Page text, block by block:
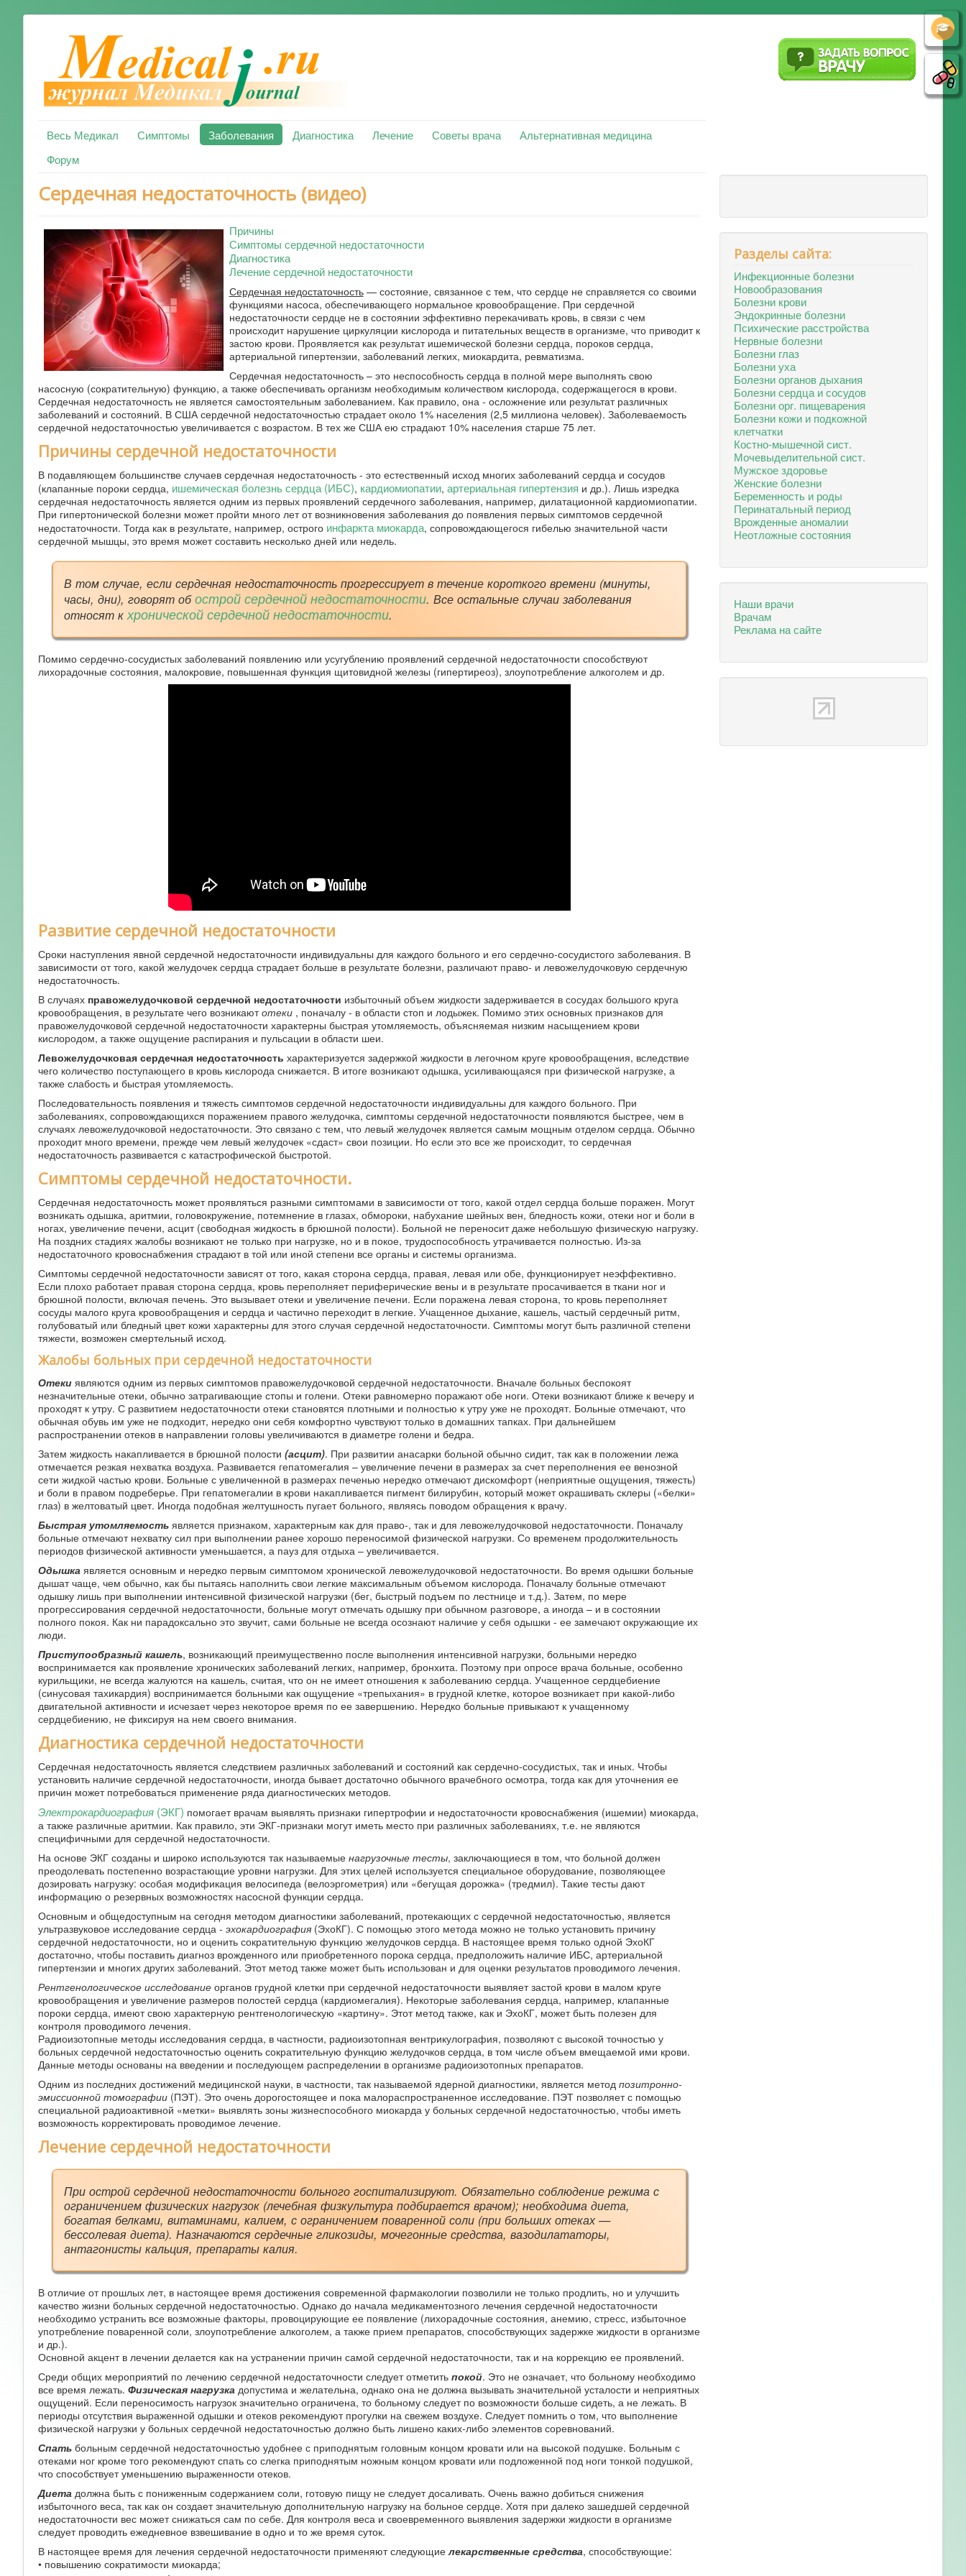
Весь Медикал Симптомы Заболевания Диагностика Лечение Советы врача
Альтернативная медицина
Форум
Сердечная недостаточность (видео)
Причины
Симптомы сердечной недостаточности
Диагностика
Лечение сердечной недостаточности
Сердечная недостаточность— состояние, связанное с тем, что сердце не справляется со своими
функциями насоса, обеспечивающего нормальное кровообращение. При сердечной
недостаточности сердце не в состоянии эффективно перекачивать кровь, в связи с чем
происходит нарушение циркуляции кислорода и питательных веществ в организме, что приводит к
застою крови. Проявляется как результат ишемической болезни сердца, пороков сердца,
артериальной гипертензии, заболеваний легких, миокардита, ревматизма.
Сердечная недостаточность – это неспособность сердца в полной мере выполнять свою
насосную (сократительную) функцию, а также обеспечивать организм необходимым количеством кислорода, содержащегося в крови.
Сердечная недостаточность не является самостоятельным заболеванием. Как правило, она - осложнение или результат различных
заболеваний и состояний. В США сердечной недостаточностью страдает около 1% населения (2,5 миллиона человек). Заболеваемость
сердечной недостаточностью увеличивается с возрастом. В тех же США ею страдают 10% населения старше 75 лет.
Причины сердечной недостаточности
В подавляющем большинстве случаев сердечная недостаточность - это естественный исход многих заболеваний сердца и сосудов
(клапанные пороки сердца, ишемическая болезнь сердца (ИБС), кардиомиопатии, артериальная гипертензия и др.). Лишь изредка
сердечная недостаточность является одним из первых проявлений сердечного заболевания, например, дилатационной кардиомиопатии.
При гипертонической болезни может пройти много лет от возникновения заболевания до появления первых симптомов сердечной
недостаточности. Тогда как в результате, например, острого инфаркта миокарда, сопровождающегося гибелью значительной части
сердечной мышцы, это время может составить несколько дней или недель.
В том случае, если сердечная недостаточность прогрессирует в течение короткого времени (минуты,
часы, дни), говорят обострой сердечной недостаточности. Все остальные случаи заболевания
относят кхронической сердечной недостаточности.
Помимо сердечно-сосудистых заболеваний появлению или усугублению проявлений сердечной недостаточности способствуют
лихорадочные состояния, малокровие, повышенная функция щитовидной железы (гипертиреоз), злоупотребление алкоголем и др.
Развитие сердечной недостаточности
Сроки наступления явной сердечной недостаточности индивидуальны для каждого больного и его сердечно-сосудистого заболевания. В
зависимости от того, какой желудочек сердца страдает больше в результате болезни, различают право- и левожелудочковую сердечную
недостаточность.
В случаях правожелудочковой сердечной недостаточности избыточный объем жидкости задерживается в сосудах большого круга
кровообращения, в результате чего возникаютотеки, поначалу - в области стоп и лодыжек. Помимо этих основных признаков для
правожелудочковой сердечной недостаточности характерны быстрая утомляемость, объясняемая низким насыщением крови
кислородом, а также ощущение распирания и пульсации в области шеи.
Левожелудочковая сердечная недостаточность характеризуется задержкой жидкости в легочном круге кровообращения, вследствие
чего количество поступающего в кровь кислорода снижается. В итоге возникают одышка, усиливающаяся при физической нагрузке, а
также слабость и быстрая утомляемость.
Последовательность появления и тяжесть симптомов сердечной недостаточности индивидуальны для каждого больного. При
заболеваниях, сопровождающихся поражением правого желудочка, симптомы сердечной недостаточности появляются быстрее, чем в
случаях левожелудочковой недостаточности. Это связано с тем, что левый желудочек является самым мощным отделом сердца. Обычно
проходит много времени, прежде чем левый желудочек «сдаст» свои позиции. Но если это все же происходит, то сердечная
недостаточность развивается с катастрофической быстротой.
Симптомы сердечной недостаточности.
Сердечная недостаточность может проявляться разными симптомами в зависимости от того, какой отдел сердца больше поражен. Могут
возникать одышка, аритмии, головокружение, потемнение в глазах, обмороки, набухание шейных вен, бледность кожи, отеки ног и боли в
ногах, увеличение печени, асцит (свободная жидкость в брюшной полости). Больной не переносит даже небольшую физическую нагрузку.
На поздних стадиях жалобы возникают не только при нагрузке, но и в покое, трудоспособность утрачивается полностью. Из-за
недостаточного кровоснабжения страдают в той или иной степени все органы и системы организма.
Симптомы сердечной недостаточности зависят от того, какая сторона сердца, правая, левая или обе, функционирует неэффективно.
Если плохо работает правая сторона сердца, кровь переполняет периферические вены и в результате просачивается в ткани ног и
брюшной полости, включая печень. Это вызывает отеки и увеличение печени. Если поражена левая сторона, то кровь переполняет
сосуды малого круга кровообращения и сердца и частично переходит в легкие. Учащенное дыхание, кашель, частый сердечный ритм,
голубоватый или бледный цвет кожи характерны для этого случая сердечной недостаточности. Симптомы могут быть различной степени
тяжести, возможен смертельный исход.
Жалобы больных при сердечной недостаточности
Отекиявляются одним из первых симптомов правожелудочковой сердечной недостаточности. Вначале больных беспокоят
незначительные отеки, обычно затрагивающие стопы и голени. Отеки равномерно поражают обе ноги. Отеки возникают ближе к вечеру и
проходят к утру. С развитием недостаточности отеки становятся плотными и полностью к утру уже не проходят. Больные отмечают, что
обычная обувь им уже не подходит, нередко они себя комфортно чувствуют только в домашних тапках. При дальнейшем
распространении отеков в направлении головы увеличиваются в диаметре голени и бедра.
Затем жидкость накапливается в брюшной полости (асцит). При развитии анасарки больной обычно сидит, так как в положении лежа
отмечается резкая нехватка воздуха. Развивается гепатомегалия – увеличение печени в размерах за счет переполнения ее венозной
сети жидкой частью крови. Больные с увеличенной в размерах печенью нередко отмечают дискомфорт (неприятные ощущения, тяжесть)
и боли в правом подреберье. При гепатомегалии в крови накапливается пигмент билирубин, который может окрашивать склеры («белки»
глаз) в желтоватый цвет. Иногда подобная желтушность пугает больного, являясь поводом обращения к врачу.
Быстрая утомляемостьявляется признаком, характерным как для право-, так и для левожелудочковой недостаточности. Поначалу
больные отмечают нехватку сил при выполнении ранее хорошо переносимой физической нагрузки. Со временем продолжительность
периодов физической активности уменьшается, а пауз для отдыха – увеличивается.
Одышкаявляется основным и нередко первым симптомом хронической левожелудочковой недостаточности. Во время одышки больные
дышат чаще, чем обычно, как бы пытаясь наполнить свои легкие максимальным объемом кислорода. Поначалу больные отмечают
одышку лишь при выполнении интенсивной физической нагрузки (бег, быстрый подъем по лестнице и т.д.). Затем, по мере
прогрессирования сердечной недостаточности, больные могут отмечать одышку при обычном разговоре, а иногда – и в состоянии
полного покоя. Как ни парадоксально это звучит, сами больные не всегда осознают наличие у себя одышки - ее замечают окружающие их
люди.
Приступообразный кашель, возникающий преимущественно после выполнения интенсивной нагрузки, больными нередко
воспринимается как проявление хронических заболеваний легких, например, бронхита. Поэтому при опросе врача больные, особенно
курильщики, не всегда жалуются на кашель, считая, что он не имеет отношения к заболеванию сердца. Учащенное сердцебиение
(синусовая тахикардия) воспринимается больными как ощущение «трепыхания» в грудной клетке, которое возникает при какой-либо
двигательной активности и исчезает через некоторое время по ее завершению. Нередко больные привыкают к учащенному
сердцебиению, не фиксируя на нем своего внимания.
Диагностика сердечной недостаточности
Сердечная недостаточность является следствием различных заболеваний и состояний как сердечно-сосудистых, так и иных. Чтобы
установить наличие сердечной недостаточности, иногда бывает достаточно обычного врачебного осмотра, тогда как для уточнения ее
причин может потребоваться применение ряда диагностических методов.
Электрокардиография(ЭКГ) помогает врачам выявлять признаки гипертрофии и недостаточности кровоснабжения (ишемии) миокарда,
а также различные аритмии. Как правило, эти ЭКГ-признаки могут иметь место при различных заболеваниях, т.е. не являются
специфичными для сердечной недостаточности.
На основе ЭКГ созданы и широко используются так называемые нагрузочные тесты, заключающиеся в том, что больной должен
преодолевать постепенно возрастающие уровни нагрузки. Для этих целей используется специальное оборудование, позволяющее
дозировать нагрузку: особая модификация велосипеда (велоэргометрия) или «бегущая дорожка» (тредмил). Такие тесты дают
информацию о резервных возможностях насосной функции сердца.
Основным и общедоступным на сегодня методом диагностики заболеваний, протекающих с сердечной недостаточностью, является
ультразвуковое исследование сердца - эхокардиография(ЭхоКГ). С помощью этого метода можно не только установить причину
сердечной недостаточности, но и оценить сократительную функцию желудочков сердца. В настоящее время только одной ЭхоКГ
достаточно, чтобы поставить диагноз врожденного или приобретенного порока сердца, предположить наличие ИБС, артериальной
гипертензии и многих других заболеваний. Этот метод также может быть использован и для оценки результатов проводимого лечения.
Рентгенологическое исследованиеорганов грудной клетки при сердечной недостаточности выявляет застой крови в малом круге
кровообращения и увеличение размеров полостей сердца (кардиомегалия). Некоторые заболевания сердца, например, клапанные
пороки сердца, имеют свою характерную рентгенологическую «картину». Этот метод также, как и ЭхоКГ, может быть полезен для
контроля проводимого лечения.
Радиоизотопные методы исследования сердца, в частности, радиоизотопная вентрикулография, позволяют с высокой точностью у
больных сердечной недостаточностью оценить сократительную функцию желудочков сердца, в том числе объем вмещаемой ими крови.
Данные методы основаны на введении и последующем распределении в организме радиоизотопных препаратов.
Одним из последних достижений медицинской науки, в частности, так называемой ядерной диагностики, является метод позитронно-
эмиссионной томографии(ПЭТ). Это очень дорогостоящее и пока малораспространенное исследование. ПЭТ позволяет с помощью
специальной радиоактивной «метки» выявлять зоны жизнеспособного миокарда у больных сердечной недостаточностью, чтобы иметь
возможность корректировать проводимое лечение.
Лечение сердечной недостаточности
При острой сердечной недостаточности больного госпитализируют. Обязательно соблюдение режима с
ограничением физических нагрузок (лечебная физкультура подбирается врачом); необходима диета,
богатая белками, витаминами, калием, с ограничением поваренной соли (при больших отеках —
бессолевая диета). Назначаются сердечные гликозиды, мочегонные средства, вазодилататоры,
антагонисты кальция, препараты калия.
В отличие от прошлых лет, в настоящее время достижения современной фармакологии позволили не только продлить, но и улучшить
качество жизни больных сердечной недостаточностью. Однако до начала медикаментозного лечения сердечной недостаточности
необходимо устранить все возможные факторы, провоцирующие ее появление (лихорадочные состояния, анемию, стресс, избыточное
употребление поваренной соли, злоупотребление алкоголем, а также прием препаратов, способствующих задержке жидкости в организме
и др.).
Основной акцент в лечении делается как на устранении причин самой сердечной недостаточности, так и на коррекцию ее проявлений.
Среди общих мероприятий по лечению сердечной недостаточности следует отметить покой. Это не означает, что больному необходимо
все время лежать. Физическая нагрузкадопустима и желательна, однако она не должна вызывать значительной усталости и неприятных
ощущений. Если переносимость нагрузок значительно ограничена, то больному следует по возможности больше сидеть, а не лежать. В
периоды отсутствия выраженной одышки и отеков рекомендуют прогулки на свежем воздухе. Следует помнить о том, что выполнение
физической нагрузки у больных сердечной недостаточностью должно быть лишено каких-либо элементов соревнований.
Спатьбольным сердечной недостаточностью удобнее с приподнятым головным концом кровати или на высокой подушке. Больным с
отеками ног кроме того рекомендуют спать со слегка приподнятым ножным концом кровати или подложенной под ноги тонкой подушкой,
что способствует уменьшению выраженности отеков.
Диетадолжна быть с пониженным содержанием соли, готовую пищу не следует досаливать. Очень важно добиться снижения
избыточного веса, так как он создает значительную дополнительную нагрузку на больное сердце. Хотя при далеко зашедшей сердечной
недостаточности вес может снижаться сам по себе. Для контроля веса и своевременного выявления задержки жидкости в организме
следует проводить ежедневное взвешивание в одно и то же время суток.
В настоящее время для лечения сердечной недостаточности применяют следующиелекарственные средства, способствующие:
• повышению сократимости миокарда;
Разделы сайта:
Инфекционные болезни
Новообразования
Болезни крови
Эндокринные болезни
Психические расстройства
Нервные болезни
Болезни глаз
Болезни уха
Болезни органов дыхания
Болезни сердца и сосудов
Болезни орг. пищеварения
Болезни кожи и подкожной
клетчатки
Костно-мышечной сист.
Мочевыделительной сист.
Мужское здоровье
Женские болезни
Беременность и роды
Перинатальный период
Врожденные аномалии
Неотложные состояния
Наши врачи
Врачам
Реклама на сайте